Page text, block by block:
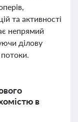
та активності
непрямий
ділову
потоки.
в